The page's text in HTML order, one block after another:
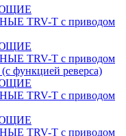
TRV-T с приводом
TRV-T с приводом
функцией реверса)
TRV-T с приводом
TRV-T с приводом